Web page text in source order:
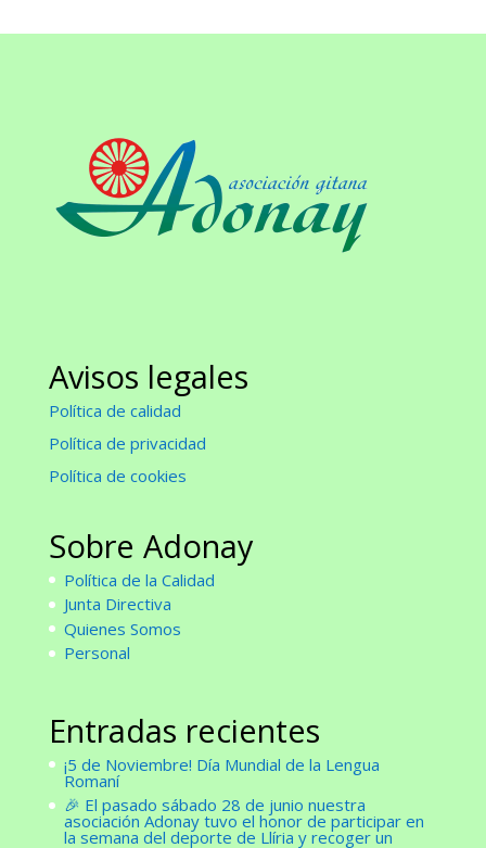
Avisos legales
Política de calidad
Política de privacidad
Política de cookies
Sobre Adonay
Política de la Calidad
Junta Directiva
Quienes Somos
Personal
Entradas recientes
¡5 de Noviembre! Día Mundial de la Lengua
Romaní
🎉 El pasado sábado 28 de junio nuestra
asociación Adonay tuvo el honor de participar en
la semana del deporte de Llíria y recoger un